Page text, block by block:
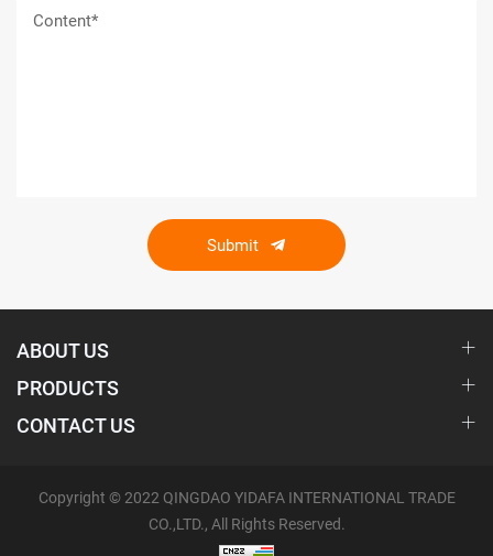
Submit
ABOUT US
PRODUCTS
CONTACT US
Copyright © 2022 QINGDAO YIDAFA INTERNATIONAL TRADE
CO.,LTD., All Rights Reserved.